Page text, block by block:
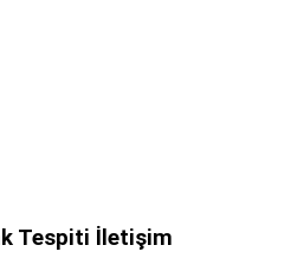
Tespiti İletişim